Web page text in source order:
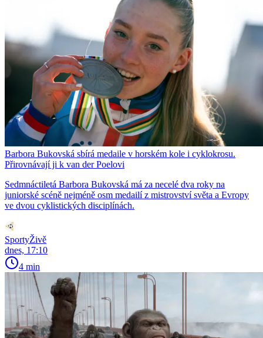
Barbora Bukovská sbírá medaile v horském kole i cyklokrosu.
Přirovnávají ji k van der Poelovi
Sedmnáctiletá Barbora Bukovská má za necelé dva roky na
juniorské scéně nejméně osm medailí z mistrovství světa a Evropy
ve dvou cyklistických disciplínách.
SportyŽivě
dnes, 17:10
4 min